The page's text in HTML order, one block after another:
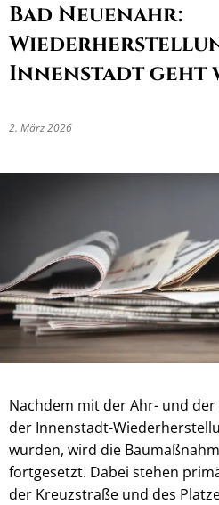
Bad Neuenahr:
Innenstadt geht
2. März 2026
Nachdem mit der Ahr- und
der Innenstadt-
wurden, wird die
fortgesetzt. Dabei stehen
der Kreuzstraße und des